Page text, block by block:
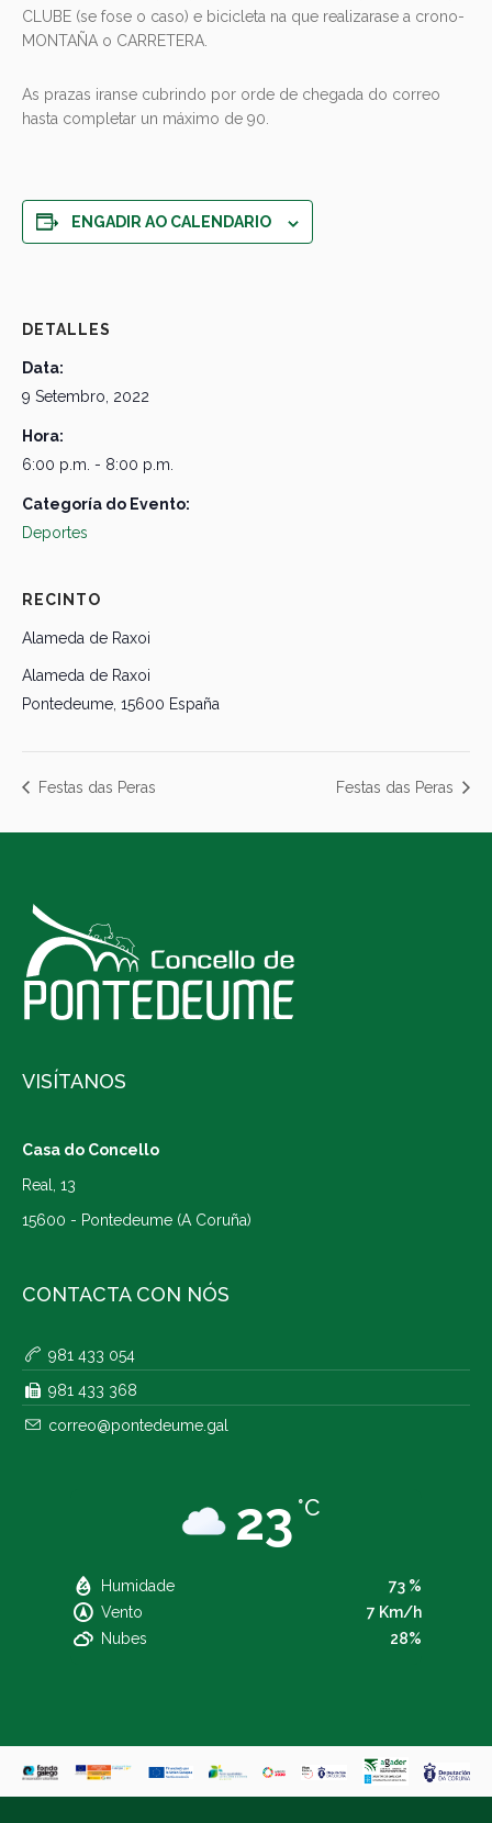
CLUBE (se fose o caso) e bicicleta na que realizarase a crono-
MONTAÑA o CARRETERA.
As prazas iranse cubrindo por orde de chegada do correo
hasta completar un máximo de 90.
ENGADIR AO CALENDARIO
DETALLES
Data:
9 Setembro, 2022
Hora:
6:00 p.m. - 8:00 p.m.
Categoría do Evento:
Deportes
RECINTO
Alameda de Raxoi
Alameda de Raxoi
Pontedeume 15600 España
Festas das Peras Festas das Peras
VISÍTANOS
Casa do Concello
Real, 13
15600 - Pontedeume (A Coruña)
CONTACTA CON NÓS
981 433 054
981 433 368
correo@pontedeume.gal
23 °C
Humidade
73 %
Vento
7 Km/h
Nubes
28%